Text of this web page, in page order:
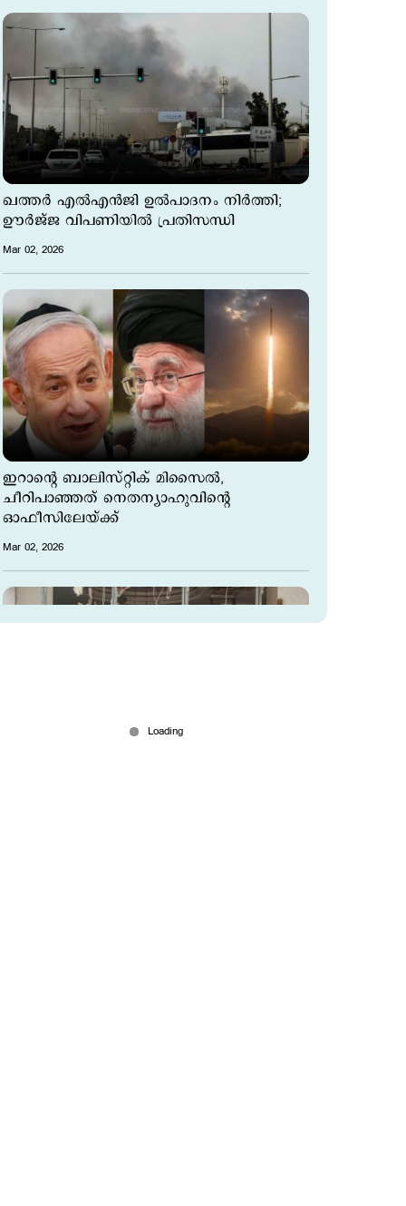
ഖത്തർ എൽഎൻജി ഉൽപാദനം നിർത്തി;
ഊർജ്ജ വിപണിയില്‍ പ്രതിസന്ധി
Mar 02, 2026
ഇറാന്‍റെ ബാലിസ്റ്റിക് മിസൈൽ,
ചീറിപാഞ്ഞത് നെതന്യാഹുവിന്റെ
ഓഫീസിലേയ്ക്ക്
Mar 02, 2026